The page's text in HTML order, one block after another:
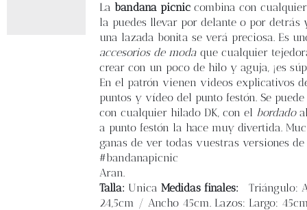
Contacto
Newsletter
Carrito
Mi cuenta
La bandana picnic combina con
la puedes llevar por delante o por detrás
una lazada bonita se verá preciosa. Es
accesorios de moda que cualquier
crear con un poco de hilo y aguja, ¡es
En el patrón vienen videos explicativos
puntos y vídeo del punto festón. Se
con cualquier hilado DK, con el bordado
a punto festón la hace muy divertida.
ganas de ver todas vuestras versiones
#bandanapicnic
Aran.
Talla: Unica Medidas finales: Triángulo:
24,5cm / Ancho 45cm. Lazos: Largo: